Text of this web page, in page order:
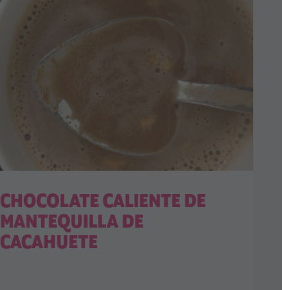
CHOCOLATE CALIENTE DE
MANTEQUILLA DE
CACAHUETE